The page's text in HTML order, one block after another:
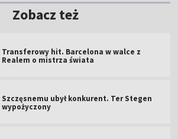
Zobacz też
Transferowy hit. Barcelona w walce z
Realem o mistrza świata
Szczęsnemu ubył konkurent. Ter Stegen
wypożyczony